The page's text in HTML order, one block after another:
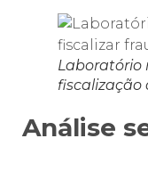
Laboratório
fiscalização
Análise